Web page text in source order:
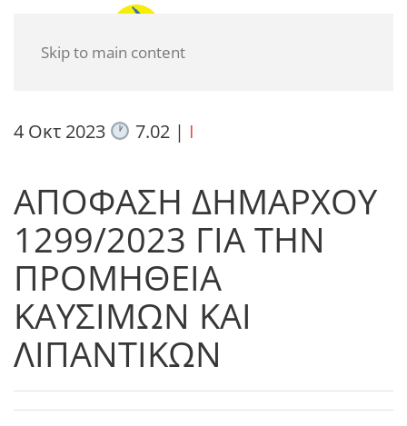
Skip to main content
4 Οκτ 2023 7.02| I
ΑΠΟΦΑΣΗ ΔΗΜΑΡΧΟΥ
1299/2023 ΓΙΑ ΤΗΝ
ΠΡΟΜΗΘΕΙΑ
ΚΑΥΣΙΜΩΝ ΚΑΙ
ΛΙΠΑΝΤΙΚΩΝ